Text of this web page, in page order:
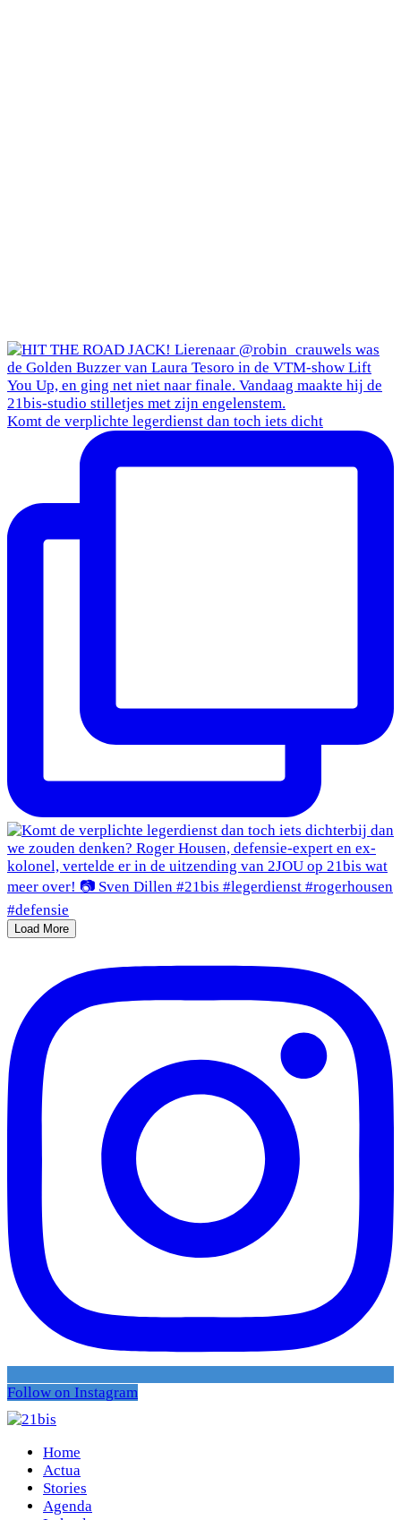
Komt de verplichte legerdienst dan toch iets dicht
Load More
Follow on Instagram
Home
Actua
Stories
Agenda